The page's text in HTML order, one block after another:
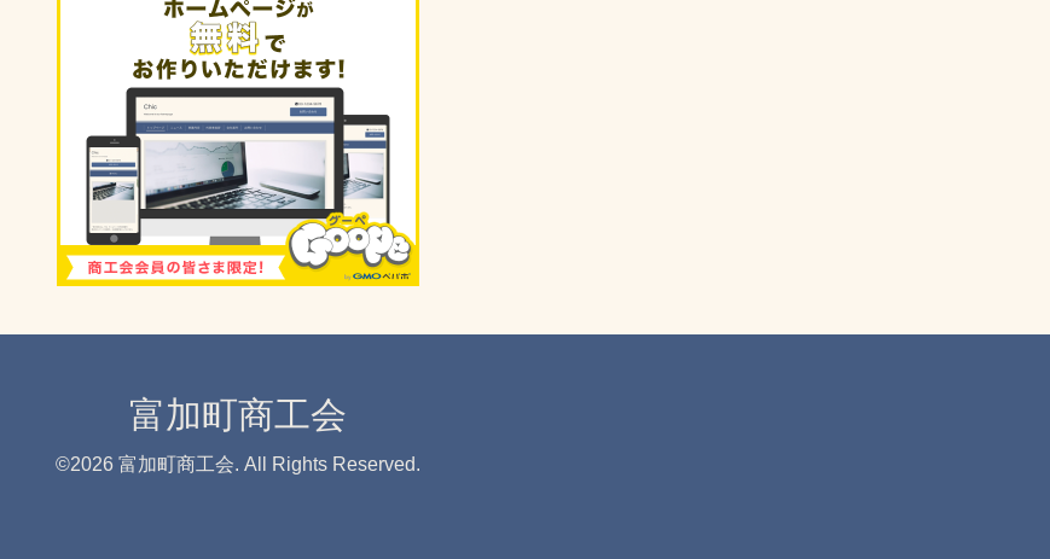
富加町商工会
©2026 富加町商工会. All Rights Reserved.